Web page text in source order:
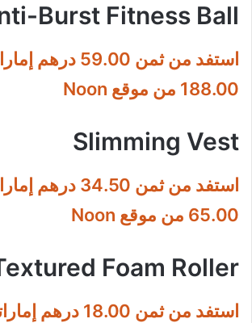
Burst Fitness Ball
استفد من ثمن 59.00
188.00 من موقع Noon
Slimming Vest
استفد من ثمن 34.50
65.00 من موقع Noon
Foam Roller
استفد من ثمن 18.00